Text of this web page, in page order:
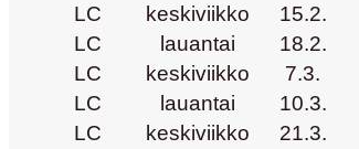
LC
keskiviikko 15.2.
LC
lauantai 18.2.
LC
keskiviikko 7.3.
LC
lauantai 10.3.
LC
keskiviikko 21.3.